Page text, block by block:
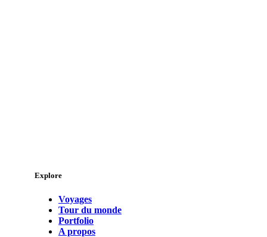
Explore
Voyages
Tour du monde
Portfolio
A propos